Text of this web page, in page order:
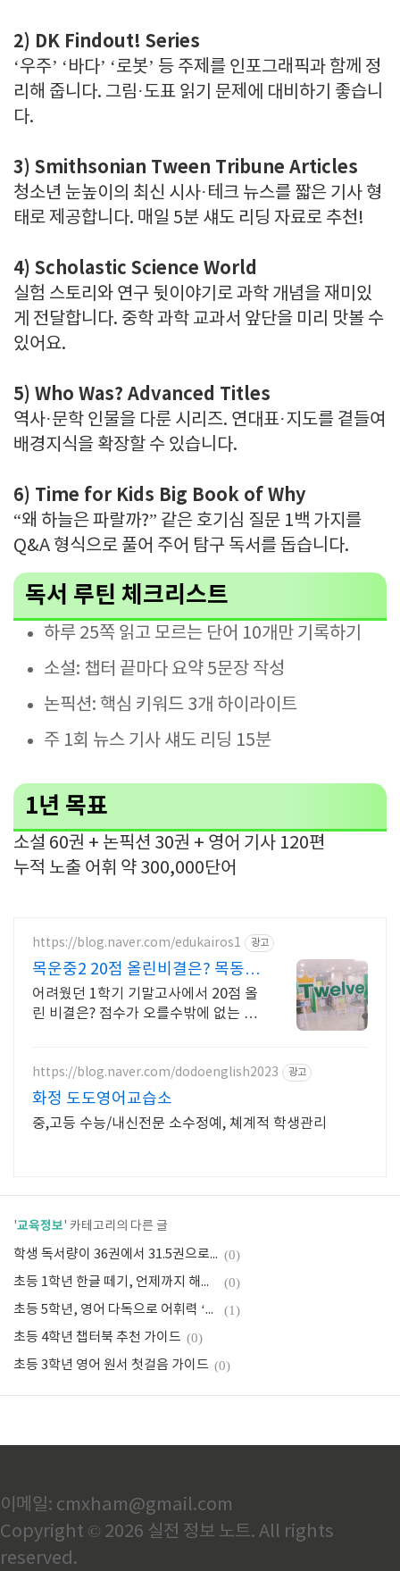
2) DK Findout! Series
‘우주’ ‘바다’ ‘로봇’ 등 주제를 인포그래픽과 함께 정
리해 줍니다. 그림·도표 읽기 문제에 대비하기 좋습니
다.
3) Smithsonian Tween Tribune Articles
청소년 눈높이의 최신 시사·테크 뉴스를 짧은 기사 형
태로 제공합니다. 매일 5분 섀도 리딩 자료로 추천!
4) Scholastic Science World
실험 스토리와 연구 뒷이야기로 과학 개념을 재미있
게 전달합니다. 중학 과학 교과서 앞단을 미리 맛볼 수
있어요.
5) Who Was? Advanced Titles
역사·문학 인물을 다룬 시리즈. 연대표·지도를 곁들여
배경지식을 확장할 수 있습니다.
6) Time for Kids Big Book of Why
“왜 하늘은 파랄까?” 같은 호기심 질문 1백 가지를
Q&A 형식으로 풀어 주어 탐구 독서를 돕습니다.
독서 루틴 체크리스트
하루 25쪽 읽고 모르는 단어 10개만 기록하기
소설: 챕터 끝마다 요약 5문장 작성
논픽션: 핵심 키워드 3개 하이라이트
주 1회 뉴스 기사 섀도 리딩 15분
1년 목표
소설 60권 + 논픽션 30권 + 영어 기사 120편
누적 노출 어휘 약 300,000단어
https://blog.naver.com/edukairos1 광고
목운중2 20점 올린비결은? 목동
중등영어전문
어려웠던 1학기 기말고사에서 20점 올
린 비결은? 점수가 오를수밖에 없는 시
https://blog.naver.com/dodoenglish2023 광고
화정 도도영어교습소
중,고등 수능/내신전문 소수정예, 쳬계적 학생관리
'교육정보' 카테고리의 다른 글
학생 독서량이 36권에서 31.5권으로 줄었습니다 — 돈 안 들이고 되돌리는 세 가지 경로 (0)
초등 1학년 한글 떼기, 언제까지 해야 할까 — 국어 34시간 늘어난 이유와 집에서 잡는 순서 6단계 (0)
초등 5학년, 영어 다독으로 어휘력 ‘쑥쑥’ 키우기 (1)
초등 4학년 챕터북 추천 가이드 (0)
초등 3학년 영어 원서 첫걸음 가이드 (0)
이메일: cmxham@gmail.com
Copyright © 2026 실전 정보 노트. All rights
reserved.